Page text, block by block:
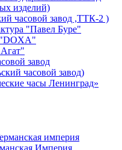
изделий)
часовой завод ,ТТК-2 )
"Павел Буре"
"DOXA"
завод
часовой завод)
часы Ленинград»
империя
Империя